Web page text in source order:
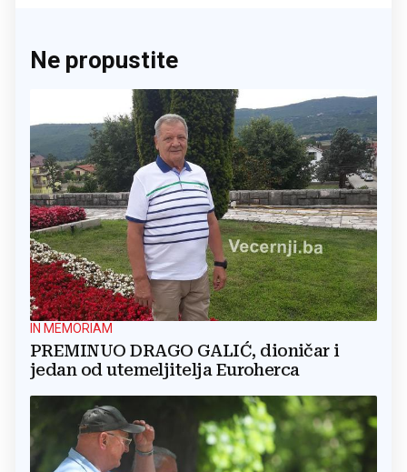
Ne propustite
IN MEMORIAM
PREMINUO DRAGO GALIĆ, dioničar i
jedan od utemeljitelja Euroherca